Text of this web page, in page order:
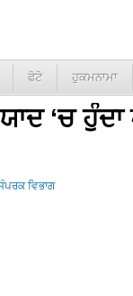
ਫੋਟੋ ਹੁਕਮਨਾਮਾ
‘ਚ ਹੁੰਦਾ
ਵਿਭਾਗ